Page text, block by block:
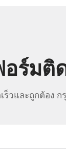
ร์มติ
ร็วและถูกต้อง